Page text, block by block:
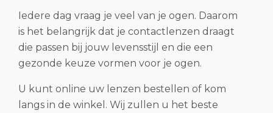
Iedere dag vraag je veel van je ogen. Daarom
is het belangrijk dat je contactlenzen draagt
die passen bij jouw levensstijl en die een
gezonde keuze vormen voor je ogen.
U kunt online uw lenzen bestellen of kom
langs in de winkel. Wij zullen u het beste